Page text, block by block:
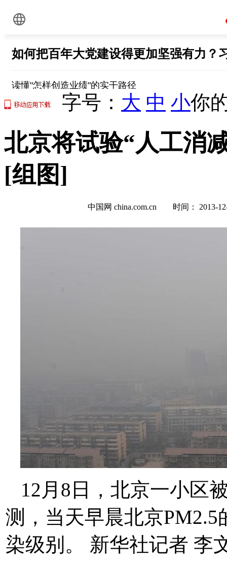
字号： 大 中 小你
北京将试验“人工消
[组图]
中国网 china.com.cn 时间：
12月8日，北京一小
测，当天早晨北京
染级别。 新华社记者 李